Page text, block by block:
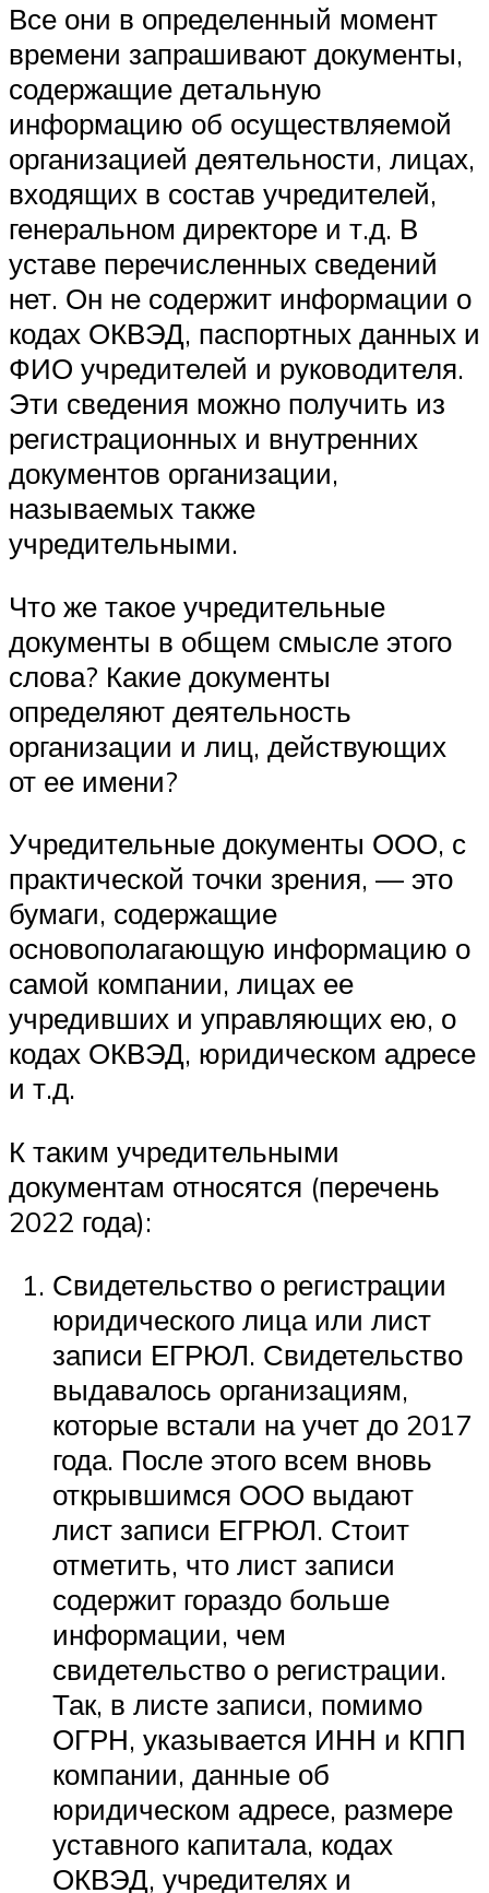
Все они в определенный момент
времени запрашивают документы,
содержащие детальную
информацию об осуществляемой
организацией деятельности, лицах,
входящих в состав учредителей,
генеральном директоре и т.д. В
уставе перечисленных сведений
нет. Он не содержит информации о
кодах ОКВЭД, паспортных данных и
ФИО учредителей и руководителя.
Эти сведения можно получить из
регистрационных и внутренних
документов организации,
называемых также
учредительными.
Что же такое учредительные
документы в общем смысле этого
слова? Какие документы
определяют деятельность
организации и лиц, действующих
от ее имени?
Учредительные документы ООО, с
практической точки зрения, — это
бумаги, содержащие
основополагающую информацию о
самой компании, лицах ее
учредивших и управляющих ею, о
кодах ОКВЭД, юридическом адресе
и т.д.
К таким учредительными
документам относятся (перечень
2022 года):
Свидетельство о регистрации
юридического лица или лист
записи ЕГРЮЛ. Свидетельство
выдавалось организациям,
которые встали на учет до 2017
года. После этого всем вновь
открывшимся ООО выдают
лист записи ЕГРЮЛ. Стоит
отметить, что лист записи
содержит гораздо больше
информации, чем
свидетельство о регистрации.
Так, в листе записи, помимо
ОГРН, указывается ИНН и КПП
компании, данные об
юридическом адресе, размере
уставного капитала, кодах
ОКВЭД, учредителях и